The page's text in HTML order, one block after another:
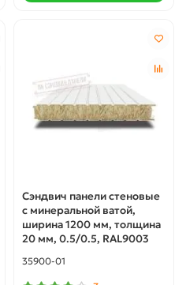
Сэндвич панели стеновые
с минеральной ватой,
ширина 1200 мм, толщина
20 мм, 0.5/0.5, RAL9003
35900-01